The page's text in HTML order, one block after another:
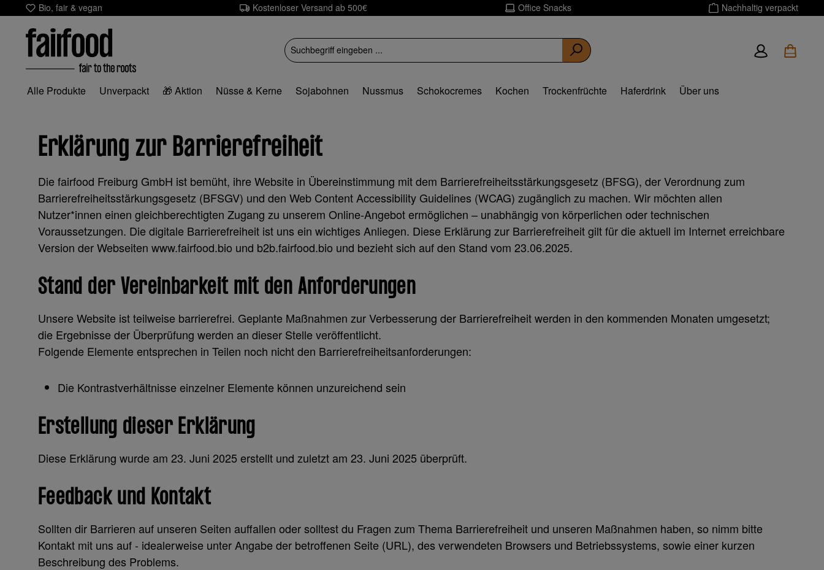
Hauptinhalt springen
Zur Suche springen
Zur Hauptnavigation springen
Bio, fair & vegan Kostenloser Versand ab 500€ Office Snacks Nachhaltig verpackt
Alle Produkte Unverpackt 🎁 Aktion Nüsse & Kerne Sojabohnen Nussmus Schokocremes Kochen Trockenfrüchte Haferdrink Über uns
Erklärung zur Barrierefreiheit
Die fairfood Freiburg GmbH ist bemüht, ihre Website in Übereinstimmung mit dem Barrierefreiheitsstärkungsgesetz (BFSG), der Verordnung zum
Barrierefreiheitsstärkungsgesetz (BFSGV) und den Web Content Accessibility Guidelines (WCAG) zugänglich zu machen. Wir möchten allen
Nutzer*innen einen gleichberechtigten Zugang zu unserem Online-Angebot ermöglichen – unabhängig von körperlichen oder technischen
Voraussetzungen. Die digitale Barrierefreiheit ist uns ein wichtiges Anliegen. Diese Erklärung zur Barrierefreiheit gilt für die aktuell im Internet erreichbare
Version der Webseiten www.fairfood.bio und b2b.fairfood.bio und bezieht sich auf den Stand vom 23.06.2025.
Stand der Vereinbarkeit mit den Anforderungen
Unsere Website ist teilweise barrierefrei. Geplante Maßnahmen zur Verbesserung der Barrierefreiheit werden in den kommenden Monaten umgesetzt;
die Ergebnisse der Überprüfung werden an dieser Stelle veröffentlicht.
Folgende Elemente entsprechen in Teilen noch nicht den Barrierefreiheitsanforderungen:
Die Kontrastverhältnisse einzelner Elemente können unzureichend sein
Erstellung dieser Erklärung
Diese Erklärung wurde am 23. Juni 2025 erstellt und zuletzt am 23. Juni 2025 überprüft.
Feedback und Kontakt
Sollten dir Barrieren auf unseren Seiten auffallen oder solltest du Fragen zum Thema Barrierefreiheit und unseren Maßnahmen haben, so nimm bitte
Kontakt mit uns auf - idealerweise unter Angabe der betroffenen Seite (URL), des verwendeten Browsers und Betriebssystems, sowie einer kurzen
Beschreibung des Problems.